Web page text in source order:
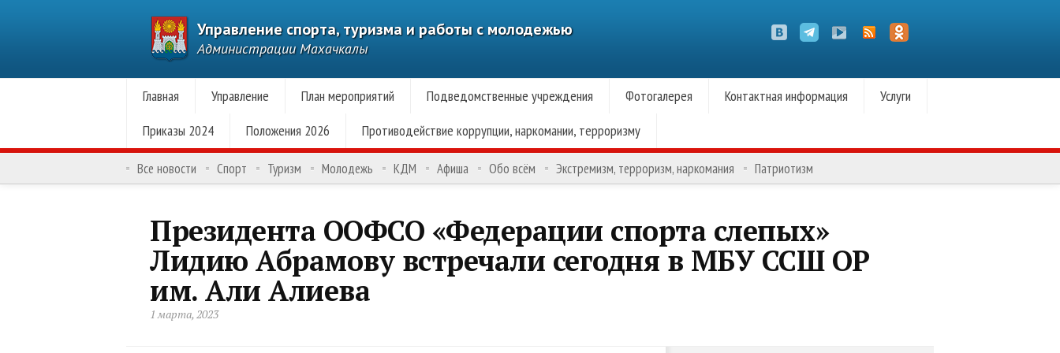
Управление спорта, туризма и работы с молодежью
Администрации Махачкалы
Главная Управление План мероприятий Подведомственные учреждения Фотогалерея Контактная информация
Услуги
Приказы 2024
Положения 2026 Противодействие коррупции, наркомании, терроризму
Все новости Спорт Туризм Молодежь КДМ Афиша Обо всём Экстремизм, терроризм, наркомания Патриотизм
Президента ООФСО «Федерации спорта слепых»
Лидию Абрамову встречали сегодня в МБУ ССШ ОР
им. Али Алиева
1 марта, 2023